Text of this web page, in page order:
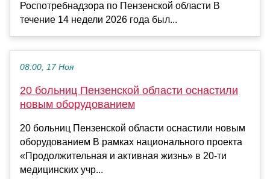
Роспотребнадзора по Пензенской области В
течение 14 недели 2026 года был...
08:00, 17 Ноя
20 больниц Пензенской области оснастили
новым оборудованием
20 больниц Пензенской области оснастили новым
оборудованием В рамках национального проекта
«Продолжительная и активная жизнь» в 20-ти
медицинских учр...